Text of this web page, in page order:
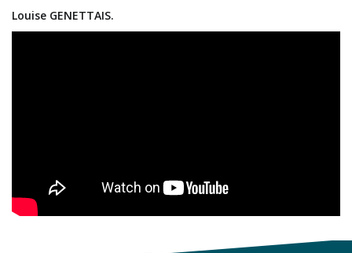
Louise GENETTAIS.